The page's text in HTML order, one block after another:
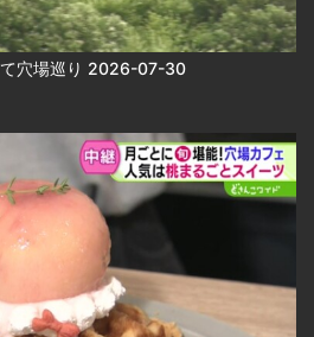
て穴場巡り 2026-07-30